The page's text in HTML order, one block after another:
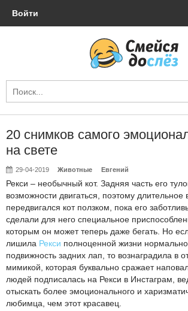
Войти
20 снимков самого
на свете
29-04-2019 Животные Евгений
Рекси – необычный кот. Задняя часть его
возможности двигаться, поэтому длительное
передвигался кот ползком, пока его
сделали для него специальное
которым он может теперь даже бегать. Но
лишила Рекси полноценной жизни
подвижность задних лап, то вознаградила в
мимикой, которая буквально сражает
людей подписалась на Рекси в Инстаграм,
отыскать более эмоционального и
любимца, чем этот красавец.